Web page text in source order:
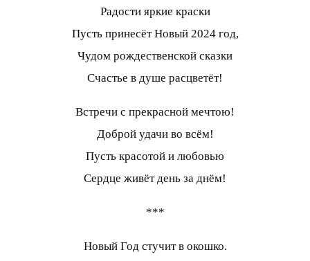
Радости яркие краски
Пусть принесёт Новый 2024 год,
Чудом рождественской сказки
Счастье в душе расцветёт!
Встречи с прекрасной мечтою!
Доброй удачи во всём!
Пусть красотой и любовью
Сердце живёт день за днём!
***
Новый Год стучит в окошко.